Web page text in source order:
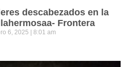
descabezados en la
Frontera
6, 2025 8:01 am